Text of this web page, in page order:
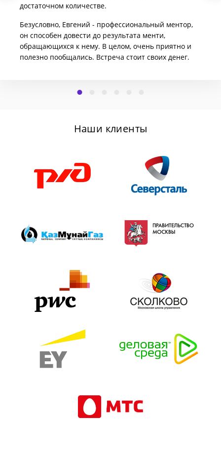
достаточном количестве.
Безусловно, Евгений - профессиональный ментор,
он способен довести до результата менти,
обращающихся к нему. В целом, очень приятно и
полезно пообщались. Встреча стоит своих денег.
Наши клиенты